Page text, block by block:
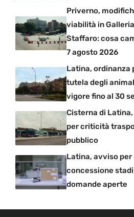
Priverno,
viabilità in
Staffaro: cosa
7 agosto 2026
Latina, ordinanza
tutela degli
vigore fino al 30
Cisterna di
per criticità
pubblico
Latina, avviso per
concessione
domande aperte